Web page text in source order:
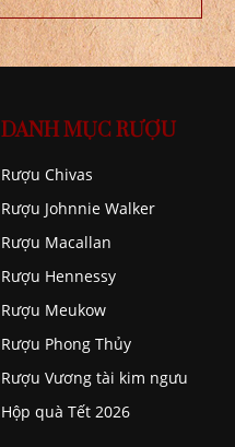
DANH MỤC RƯỢU
Rượu Chivas
Rượu Johnnie Walker
Rượu Macallan
Rượu Hennessy
Rượu Meukow
Rượu Phong Thủy
Rượu Vương tài kim ngưu
Hộp quà Tết 2026